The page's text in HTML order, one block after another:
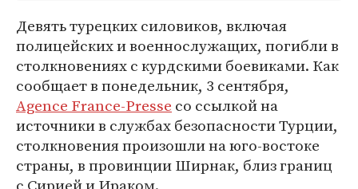
Девять турецких силовиков, включая
полицейских и военнослужащих, погибли в
столкновениях с курдскими боевиками. Как
сообщает в понедельник, 3 сентября,
Agence France-Presse со ссылкой на
источники в службах безопасности Турции,
столкновения произошли на юго-востоке
страны, в провинции Ширнак, близ границ